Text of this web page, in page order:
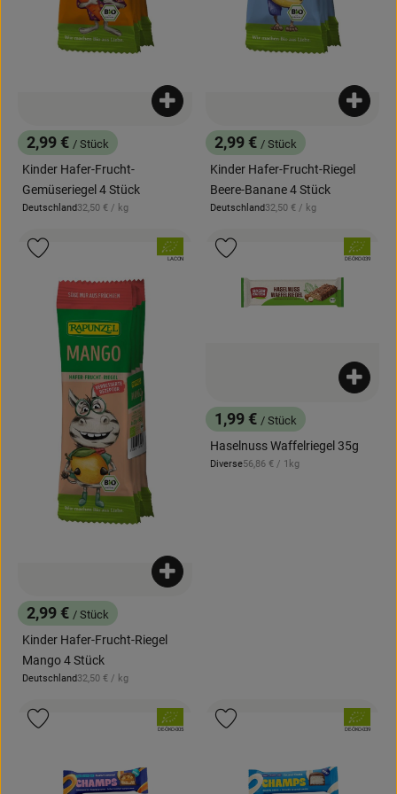
, Preis:
2,99 € / Stück
Kinder Hafer-Frucht-
Gemüseriegel 4 Stück
, Herkunft:
Deutschland, Referenzpreis:
32,50 € / kg
Produkt zum Warenkorb hinzufügen
, Preis:
2,99 € / Stück
Kinder Hafer-Frucht-Riegel
Beere-Banane 4 Stück
, Herkunft:
Deutschland, Referenzpreis:
32,50 € / kg
, Preis:
2,99 € / Stück
Kinder Hafer-Frucht-Riegel
Mango 4 Stück
, Herkunft:
Deutschland, Referenzpreis:
32,50 € / kg
Produkt zum Warenkorb hinzufügen
, Verband:
, Kontrollstelle:
LACON
Produkt zu Favouriten hinzufügen
, Preis:
1,99 € / Stück
Haselnuss Waffelriegel 35g
, Herkunft:
Diverse, Referenzpreis:
56,86 € / 1kg
, Verband:
, Kontrollstelle:
DE-ÖKO-039
Produkt zu Favouriten hinzufügen
, Verband:
, Kontrollstelle:
DE-ÖKO-005
Produkt zu Favouriten hinzufügen
, Verband:
, Kontrollstelle:
DE-ÖKO-039
Produkt zu Favouriten hinzufügen